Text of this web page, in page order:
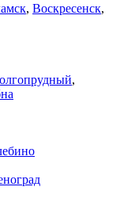
, Воскресенск,
,